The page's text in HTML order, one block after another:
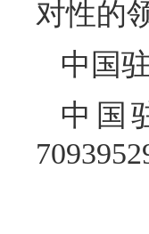
对性的
中国
中国